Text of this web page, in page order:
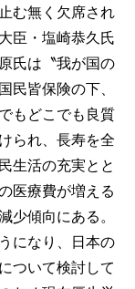
む無く欠席され
臣・塩崎恭久氏
氏は〝我が国の
民皆保険の下、
もどこでも良質
られ、長寿を全
生活の充実とと
医療費が増える
少傾向にある。
になり、日本の
ついて検討して